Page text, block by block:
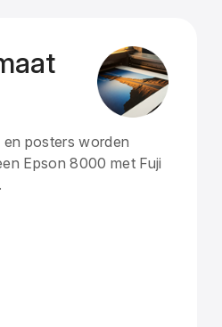
posters worden
Epson 8000 met Fuji